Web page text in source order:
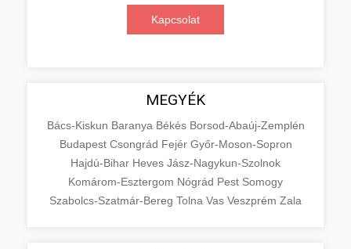
Kapcsolat
MEGYÉK
Bács-Kiskun Baranya Békés Borsod-Abaúj-Zemplén
Budapest Csongrád Fejér Győr-Moson-Sopron
Hajdú-Bihar Heves Jász-Nagykun-Szolnok
Komárom-Esztergom Nógrád Pest Somogy
Szabolcs-Szatmár-Bereg Tolna Vas Veszprém Zala